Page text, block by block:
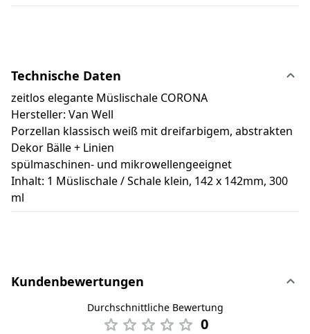
Technische Daten
zeitlos elegante Müslischale CORONA
Hersteller: Van Well
Porzellan klassisch weiß mit dreifarbigem, abstrakten
Dekor Bälle + Linien
spülmaschinen- und mikrowellengeeignet
Inhalt: 1 Müslischale / Schale klein, 142 x 142mm, 300
ml
Kundenbewertungen
Durchschnittliche Bewertung
0